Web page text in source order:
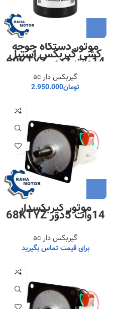
موتور دستگاه جوجه
کشی گیربکس استیل
14وات 1دور 60KTYZ
گیربکس دار ac
تومان2.950.000
موتور گیربکسدار14وات 5دور 68KTYZ
گیربکس دار ac
برای قیمت تماس بگیرید